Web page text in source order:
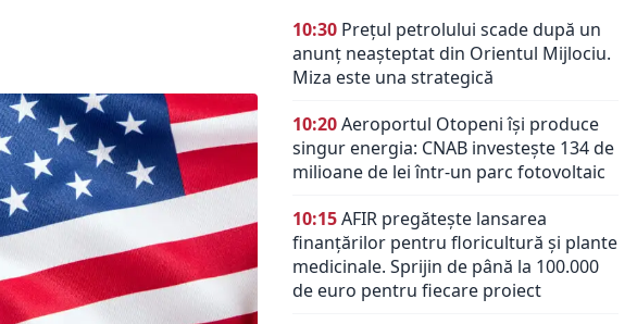
10:30 Prețul petrolului scade după un
anunț neașteptat din Orientul Mijlociu.
Miza este una strategică
10:20Aeroportul Otopeni își produce
singur energia: CNAB investește 134 de
milioane de lei într-un parc fotovoltaic
10:15AFIR pregătește lansarea
finanțărilor pentru floricultură și plante
medicinale. Sprijin de până la 100.000
de euro pentru fiecare proiect